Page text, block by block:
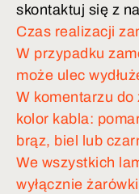
skontaktuj się z
Czas realizacji
W przypadku
może ulec
W komentarzu
kolor kabla:
brąz, biel lub
We wszystkich
wyłącznie